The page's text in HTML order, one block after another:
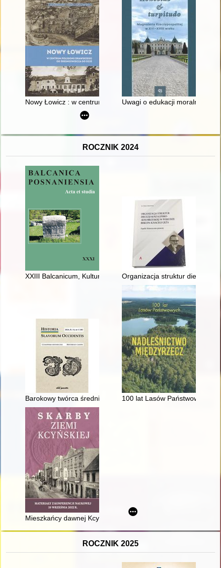
Nowy Łowicz : w centrum poligonu drawskiego od
Uwagi o edukacji moralnej
ROCZNIK 2024
XXIII Balcanicum, Kulturalne pogranicza w Europie
Organizacja struktur diecezji
Barokowy twórca średniowiecznej przeszłości miast
100 lat Lasów Państwowych :
Mieszkańcy dawnej Kcyni w świetle wyników
ROCZNIK 2025